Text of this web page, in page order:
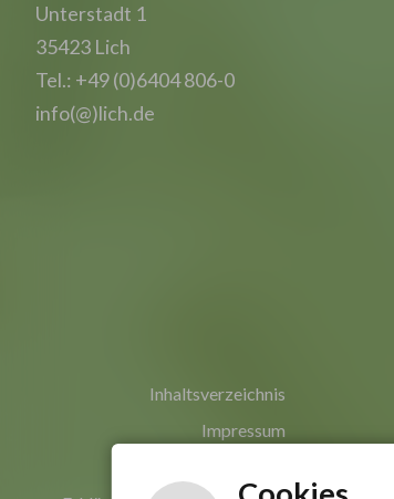
Unterstadt 1
35423 Lich
Tel.: +49 (0)6404 806-0
info(@)lich.de
Inhaltsverzeichnis
Impressum